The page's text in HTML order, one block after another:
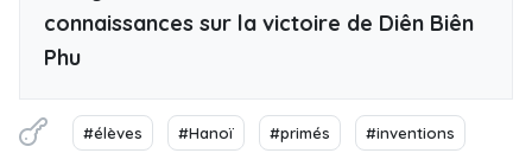
connaissances sur la victoire de Diên Biên
Phu
#élèves #Hanoï #primés #inventions